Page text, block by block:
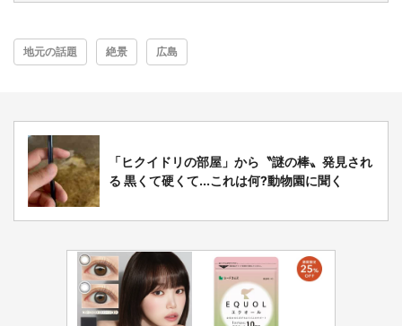
都道府選択
地元の話題 絶景 広島
「ヒクイドリの部屋」から〝謎の棒〟発見され
る 黒くて硬くて...これは何?動物園に聞く